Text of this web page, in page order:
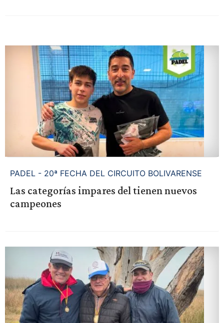
PADEL - 20ª FECHA DEL CIRCUITO BOLIVARENSE
Las categorías impares del tienen nuevos
campeones